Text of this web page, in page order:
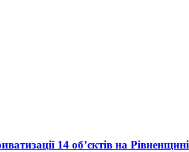
14 об’єктів на Рівненщині